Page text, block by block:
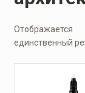
Отображается
единственный